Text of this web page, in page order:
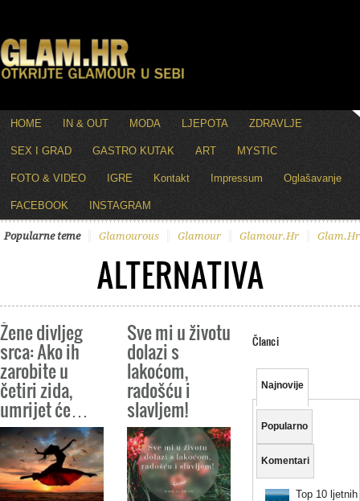
HOME IN & OUT MODA LJEPOTA ZDRAVLJE
SEX I GRAD GASTRO KUTAK ART MYSTIC
FOTO & VIDEO IGRE Kontakt Impressum Oglašavanje
FACEBOOK INSTAGRAM
Popularne teme Glamourous Glamour Glamour.hr Glam.hr
ALTERNATIVA
Žene divljeg
srca: Ako ih
zarobite u
četiri zida,
umrijet će…
Sve mi u životu
dolazi s
lakoćom,
radošću i
slavljem!
Članci
Najnovije
Popularno
Komentari
Top 10 ljetnih